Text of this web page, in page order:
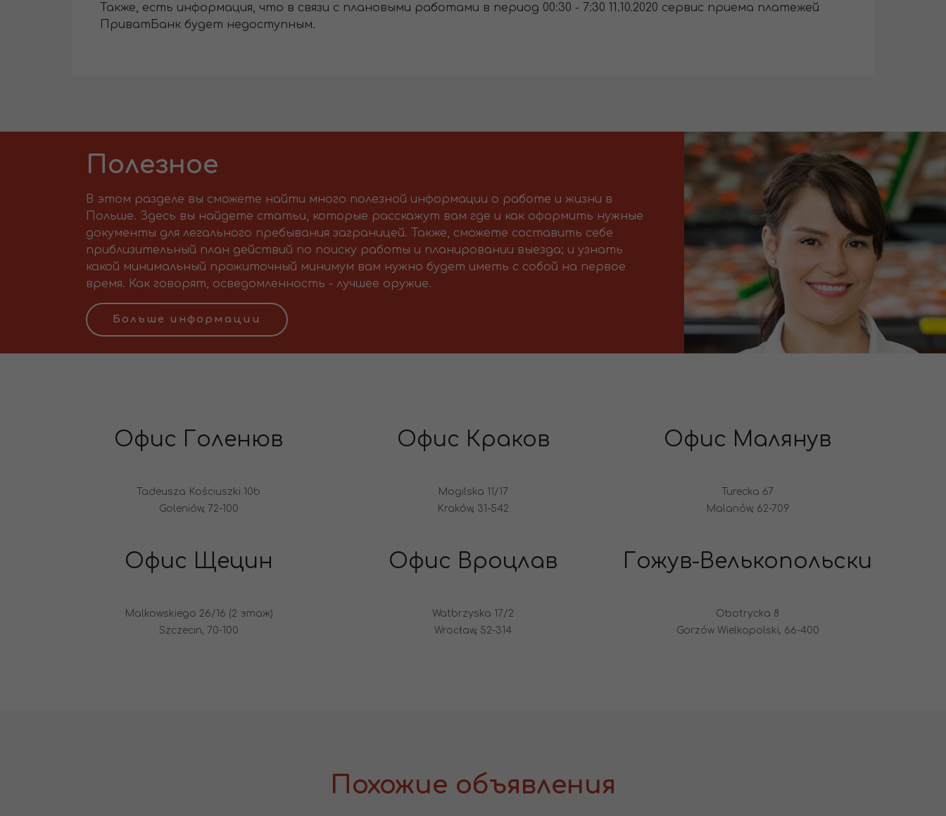
Также, есть информация, что в связи с плановыми работами в период 00:30 - 7:30 11.10.2020 сервис приема платежей
ПриватБанк будет недоступным.
Полезное
В этом разделе вы сможете найти много полезной информации о работе и жизни в
Польше. Здесь вы найдете статьи, которые расскажут вам где и как оформить нужные
документы для легального пребывания заграницей. Также, сможете составить себе
приблизительный план действий по поиску работы и планировании выезда; и узнать
какой минимальный прожиточный минимум вам нужно будет иметь с собой на первое
время. Как говорят, осведомленность - лучшее оружие.
Больше информации
Офис Голенюв
Tadeusza Kościuszki 10b
Goleniów, 72-100
Офис Краков
Mogilska 11/17
Kraków, 31-542
Офис Малянув
Turecka 67
Malanów, 62-709
Офис Щецин
Malkowskiego 26/16 (2 этаж)
Szczecin, 70-100
Офис Вроцлав
Watbrzyska 17/2
Wrocław, 52-314
Гожув-Велькопольски
Obotrycka 8
Gorzów Wielkopolski, 66-400
Похожие объявления